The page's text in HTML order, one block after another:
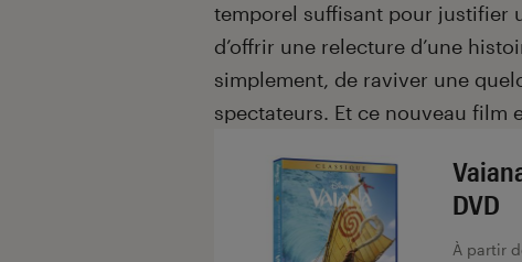
temporel suffisant pour justifier
d’offrir une relecture d’une
simplement, de raviver une
spectateurs. Et ce nouveau film
DVD
À partir